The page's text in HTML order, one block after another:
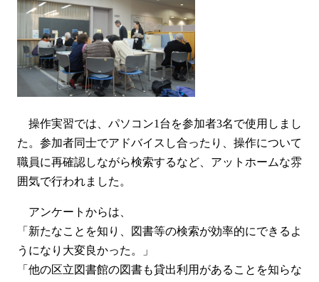
操作実習では、パソコン1台を参加者3名で使用しまし
た。参加者同士でアドバイスし合ったり、操作について
職員に再確認しながら検索するなど、アットホームな雰
囲気で行われました。
アンケートからは、
「新たなことを知り、図書等の検索が効率的にできるよ
うになり大変良かった。」
「他の区立図書館の図書も貸出利用があることを知らな